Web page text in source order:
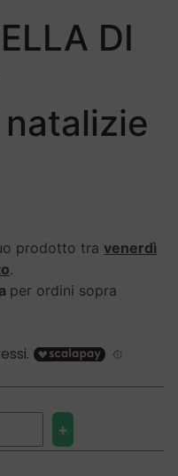
DI
prodotto tra venerdì
.
per ordini sopra
+